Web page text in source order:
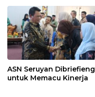
ASN Seruyan Dibriefieng
untuk Memacu Kinerja